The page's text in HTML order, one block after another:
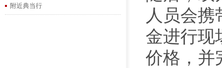
附近典当行
人员会
金进行现
价格，并